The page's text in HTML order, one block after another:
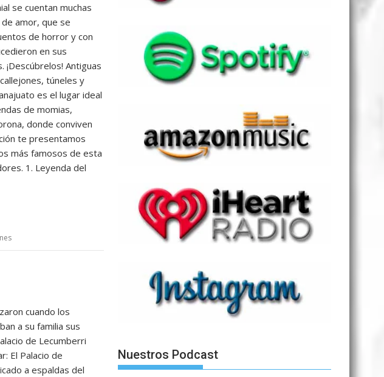
se cuentan muchas
amor, que se
de horror y con
en sus
¡Descúbrelos! Antiguas
túneles y
es el lugar ideal
de momias,
donde conviven
te presentamos
más famosos de esta
1. Leyenda del
cuando los
a su familia sus
de Lecumberri
El Palacio de
a espaldas del
Nuestros Podcast